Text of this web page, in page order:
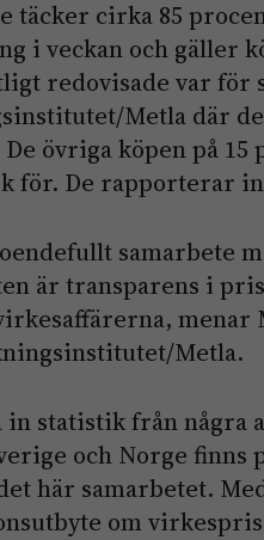
täcker cirka 85
i veckan och gäller
redovisade var för
Metla där
övriga köpen på 15
för. De rapporterar
samarbete
är transparens i
menar
Metla.
statistik från några
och Norge finns
här samarbetet.
om